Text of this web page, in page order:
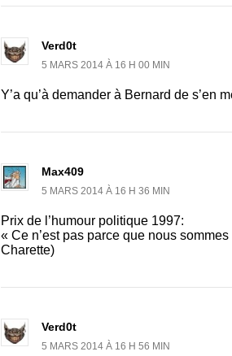
Verd0t
5 MARS 2014 À 16 H 00 MIN
Y’a qu’à demander à Bernard de s’en
Max409
5 MARS 2014 À 16 H 36 MIN
Prix de l’humour politique 1997:
« Ce n’est pas parce que nous
Charette)
Verd0t
5 MARS 2014 À 16 H 56 MIN